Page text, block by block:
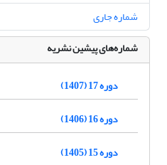
شماره جاری
شماره‌های پیشین نشریه
دوره 17 (1407)
دوره 16 (1406)
دوره 15 (1405)